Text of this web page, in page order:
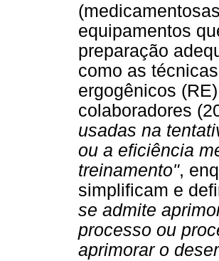
equipamentos
preparação
como as
ergogênicos
colaboradores
usadas na
ou a eficiência
treinamento",
simplificam e
se admite
processo ou
aprimorar o